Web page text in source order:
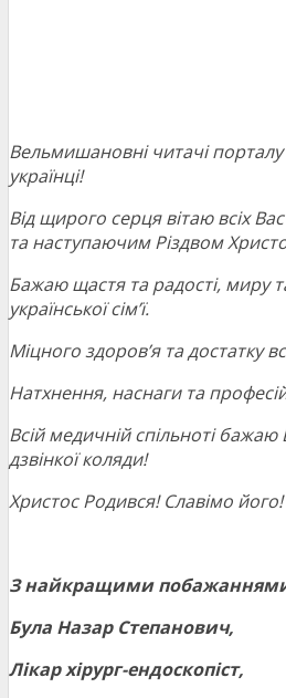
Вельмишановні читачі
українці!
Від щирого серця вітаю всіх
та наступаючим Різдвом
Бажаю щастя та радості, миру
української сім’ї.
Міцного здоров’я та достатку
Натхнення, наснаги та
Всій медичній спільноті бажаю
дзвінкої коляди!
Христос Родився! Славімо його!
З найкращими
Була Назар Степанович,
Лікар хірург-ендоскопіст,